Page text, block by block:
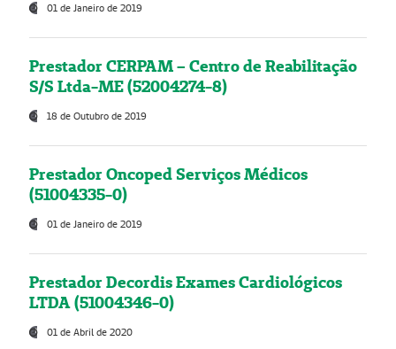
01 de Janeiro de 2019
Prestador CERPAM – Centro de Reabilitação
S/S Ltda-ME (52004274-8)
18 de Outubro de 2019
Prestador Oncoped Serviços Médicos
(51004335-0)
01 de Janeiro de 2019
Prestador Decordis Exames Cardiológicos
LTDA (51004346-0)
01 de Abril de 2020